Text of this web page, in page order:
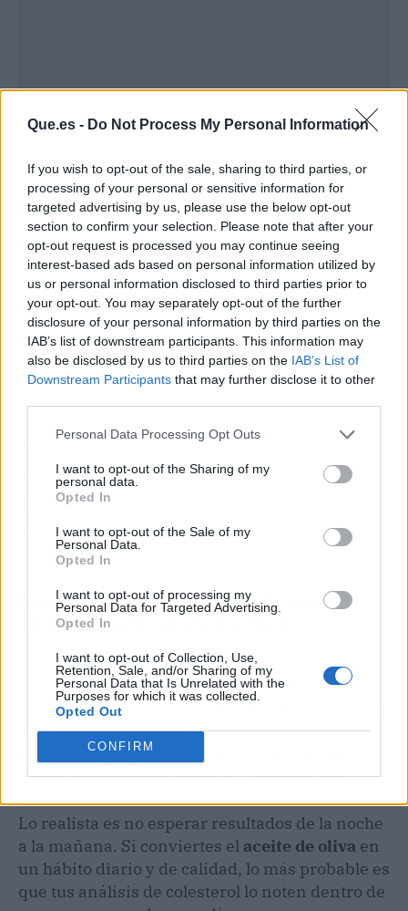
Que.es - Do Not Process My Personal Information
If you wish to opt-out of the sale, sharing to third parties, or
processing of your personal or sensitive information for
targeted advertising by us, please use the below opt-out
section to confirm your selection. Please note that after your
opt-out request is processed you may continue seeing
interest-based ads based on personal information utilized by
us or personal information disclosed to third parties prior to
your opt-out. You may separately opt-out of the further
disclosure of your personal information by third parties on the
IAB’s list of downstream participants. This information may
also be disclosed by us to third parties on the IAB’s List of
Downstream Participants that may further disclose it to other
Personal Data Processing Opt Outs
I want to opt-out of the Sharing of my
personal data.
Opted In
I want to opt-out of the Sale of my
Personal Data.
Opted In
I want to opt-out of processing my
Personal Data for Targeted Advertising.
Opted In
I want to opt-out of Collection, Use,
Retention, Sale, and/or Sharing of my
Personal Data that Is Unrelated with the
Purposes for which it was collected.
Opted Out
CONFIRM
Elige siempre virgen extra, nunca refinado
Guárdalo en un lugar fresco y oscuro, lejos de la luz
Una cucharada sopera (10-15 ml) es suficiente para empezar
Si tienes el estómago sensible, prueba primero con media
cucharada
Lo que viene: el aceite de oliva
como aliado a largo plazo
La investigación sobre la dieta mediterránea
sigue creciendo, y cada año aparecen nuevos
matices sobre cómo el
con el metabolismo. La tendencia apunta a
reforzar su papel no solo en el corazón, sino
también en la salud cerebral y metabólica.
Lo realista es no esperar resultados de la noche
a la mañana. Si conviertes el aceite de oliva en
un hábito diario y de calidad, lo más probable es
que tus análisis de colesterol lo noten dentro de